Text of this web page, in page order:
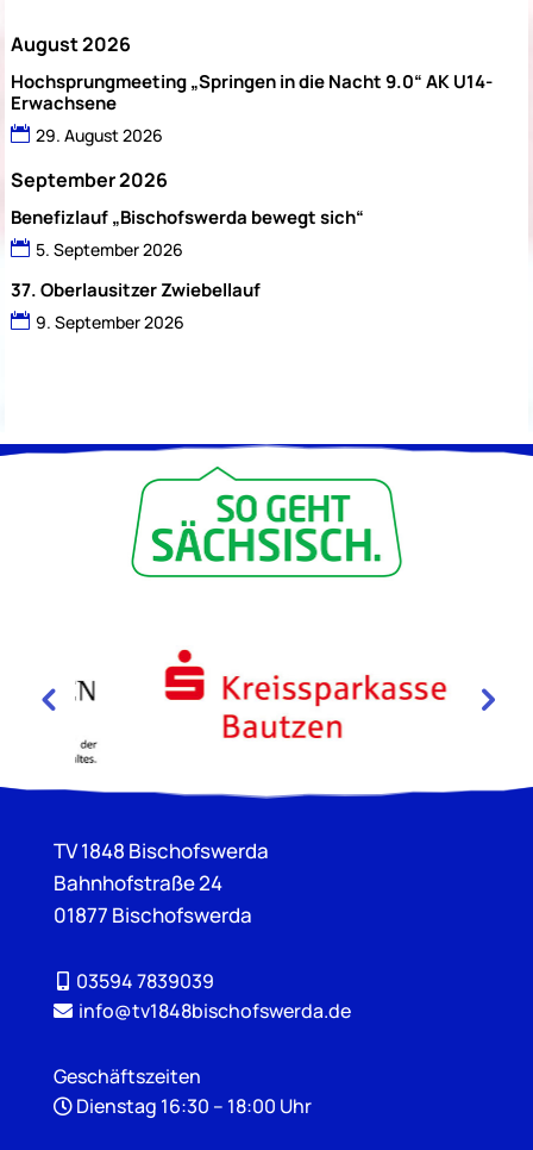
August 2026
Hochsprungmeeting „Springen in die Nacht 9.0“ AK U14-
Erwachsene
29. August 2026
September 2026
Benefizlauf „Bischofswerda bewegt sich“
5. September 2026
37. Oberlausitzer Zwiebellauf
9. September 2026
TV 1848 Bischofswerda
Bahnhofstraße 24
01877 Bischofswerda
03594 7839039
info@tv1848bischofswerda.de
Geschäftszeiten
Dienstag 16:30 – 18:00 Uhr